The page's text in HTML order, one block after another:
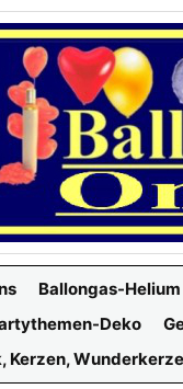
Ballongas-Helium
Deko
Kerzen,